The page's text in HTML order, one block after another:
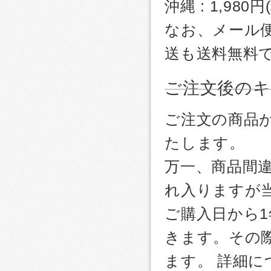
沖縄 : 1,980円
なお、メール
送も送料無料
ご注文後の
ご注文の商品
たします。
万一、商品間
れ入りますが
ご購入日から
きます。その
ます。 詳細